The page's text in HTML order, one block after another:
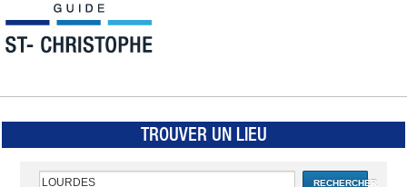
TROUVER UN LIEU
RECHERCHER